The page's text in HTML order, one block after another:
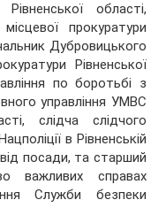
області,
прокуратури
Дубровицького
Рівненської
по боротьбі з
управління УМВС
слідча слідчого
в Рівненській
посади, та старший
важливих справах
Служби безпеки